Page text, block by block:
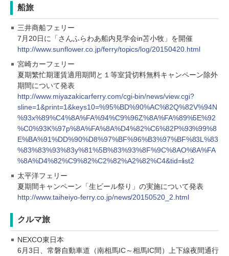
船旅
三井商船フェリー
7月20日に「さんふらわあ船内見学会in苫小牧」を開催
http://www.sunflower.co.jp/ferry/topics/log/20150420.html
宮崎カーフェリー
夏期繁忙期運賃適用期間と１等室貸切料無料キャンペーン除外
期間について発表
http://www.miyazakicarferry.com/cgi-bin/news/view.cgi?
sline=1&print=1&keys10=%95%BD%90%AC%82Q%82V%94N
%93x%89%C4%8A%FA%94%C9%96Z%8A%FA%89%5E%92
%C0%93K%97p%8A%FA%8A%D4%82%C6%82P%93%99%8
E%BA%91%DD%90%D8%97%BF%96%B3%97%BF%83L%83
%83%83%93%83y%81%5B%83%93%8F%9C%8AO%8A%FA
%8A%D4%82%C9%82%C2%82%A2%82%C4&tid=list2
太平洋フェリー
夏期間キャンペーン「生ビール祭り」の実施について発表
http://www.taiheiyo-ferry.co.jp/news/20150520_2.html
クルマ旅
NEXCO東日本
6月3日、常磐自動車道（南相馬IC～相馬IC間）上下線夜間通行